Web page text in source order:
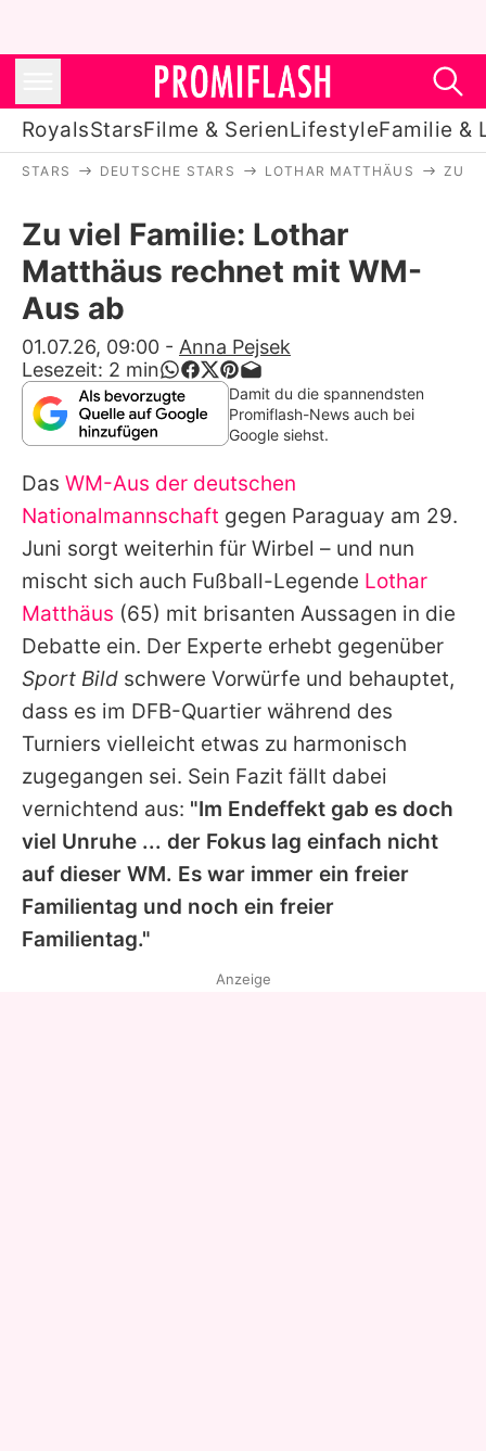
RoyalsStarsFilme & SerienLifestyleFamilie &
Stars
Filme & Serien
Lifestyle
Familie & Liebe
Promiflash Exklusiv
Alle Themen auf Promiflash
Jobs
App runterladen
Team
Redaktionelle Richtlinien
Impressum
Datenschutzerklärung
Nutzungsbedingungen
Utiq verwalten
STARS DEUTSCHE STARS LOTHAR MATTHÄUS ZU
Zu viel Familie: Lothar
Matthäus rechnet mit WM-
Aus ab
01.07.26, 09:00 - Anna Pejsek
Lesezeit: 2 min
Damit du die spannendsten
Promiflash-News auch bei
Google siehst.
Das WM-Aus der deutschen
Nationalmannschaft gegen Paraguay am 29.
Juni sorgt weiterhin für Wirbel – und nun
mischt sich auch Fußball-Legende Lothar
Matthäus (65) mit brisanten Aussagen in die
Debatte ein. Der Experte erhebt gegenüber
Sport Bild schwere Vorwürfe und behauptet,
dass es im DFB-Quartier während des
Turniers vielleicht etwas zu harmonisch
zugegangen sei. Sein Fazit fällt dabei
vernichtend aus: "Im Endeffekt gab es doch
viel Unruhe ... der Fokus lag einfach nicht
auf dieser WM. Es war immer ein freier
Familientag und noch ein freier
Familientag."
Anzeige